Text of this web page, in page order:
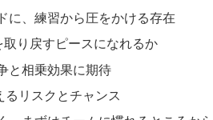
に、練習から圧をかける存在
取り戻すピースになれるか
と相乗効果に期待
リスクとチャンス